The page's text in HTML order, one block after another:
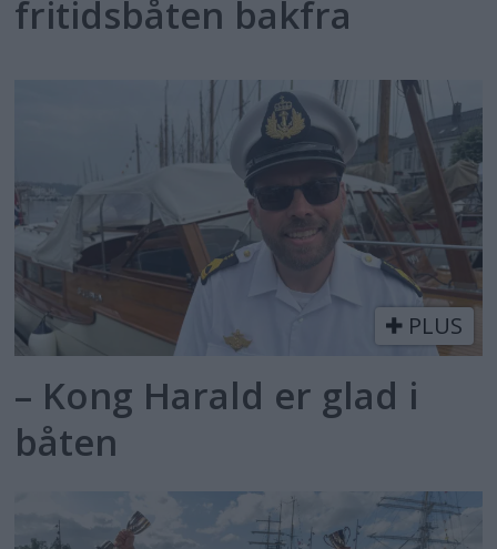
fritidsbåten bakfra
PLUS
– Kong Harald er glad i
båten